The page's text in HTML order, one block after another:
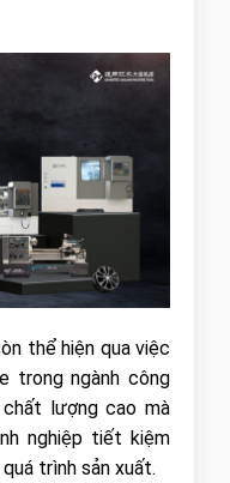
thể hiện qua việc
trong ngành công
lượng cao mà
nghiệp tiết kiệm
trình sản xuất.